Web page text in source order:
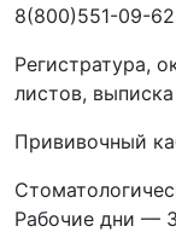
8(800)551-09-62
Регистратура,
листов,
Прививочный
Рабочие дни —